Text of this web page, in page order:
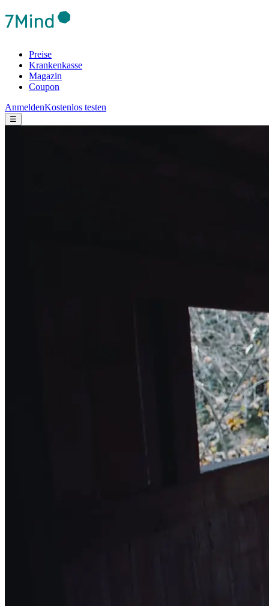
Preise
Krankenkasse
Magazin
Coupon
AnmeldenKostenlos testen
☰